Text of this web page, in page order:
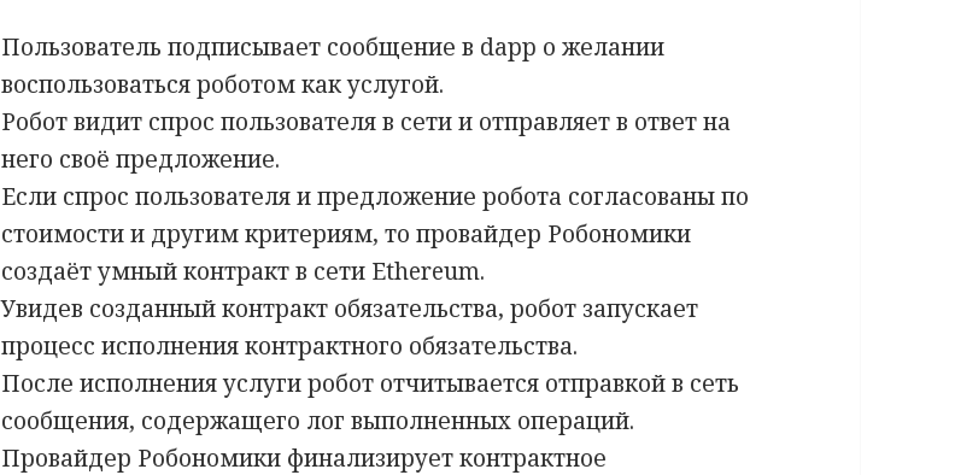
Пользователь подписывает сообщение в dapp о желании
воспользоваться роботом как услугой.
Робот видит спрос пользователя в сети и отправляет в ответ на
него своё предложение.
Если спрос пользователя и предложение робота согласованы по
стоимости и другим критериям, то провайдер Робономики
создаёт умный контракт в сети Ethereum.
Увидев созданный контракт обязательства, робот запускает
процесс исполнения контрактного обязательства.
После исполнения услуги робот отчитывается отправкой в сеть
сообщения, содержащего лог выполненных операций.
Провайдер Робономики финализирует контрактное